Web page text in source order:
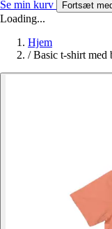
Se min kurv Fortsæt
Loading...
Hjem
/ Basic t-shirt med